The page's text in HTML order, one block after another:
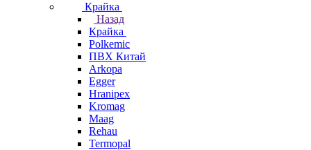
Крайка
Назад
Крайка
Polkemic
ПВХ Китай
Arkopa
Egger
Hranipex
Kromag
Maag
Rehau
Termopal